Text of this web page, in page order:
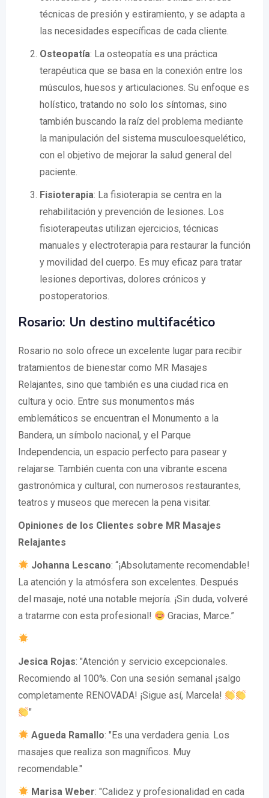
técnicas de presión y estiramiento, y se adapta a
las necesidades específicas de cada cliente.
Osteopatía: La osteopatía es una práctica
terapéutica que se basa en la conexión entre los
músculos, huesos y articulaciones. Su enfoque es
holístico, tratando no solo los síntomas, sino
también buscando la raíz del problema mediante
la manipulación del sistema musculoesquelético,
con el objetivo de mejorar la salud general del
paciente.
Fisioterapia: La fisioterapia se centra en la
rehabilitación y prevención de lesiones. Los
fisioterapeutas utilizan ejercicios, técnicas
manuales y electroterapia para restaurar la función
y movilidad del cuerpo. Es muy eficaz para tratar
lesiones deportivas, dolores crónicos y
postoperatorios.
Rosario: Un destino multifacético
Rosario no solo ofrece un excelente lugar para recibir
tratamientos de bienestar como MR Masajes
Relajantes, sino que también es una ciudad rica en
cultura y ocio. Entre sus monumentos más
emblemáticos se encuentran el Monumento a la
Bandera, un símbolo nacional, y el Parque
Independencia, un espacio perfecto para pasear y
relajarse. También cuenta con una vibrante escena
gastronómica y cultural, con numerosos restaurantes,
teatros y museos que merecen la pena visitar.
Opiniones de los Clientes sobre MR Masajes
Relajantes
Johanna Lescano: “¡Absolutamente recomendable!
La atención y la atmósfera son excelentes. Después
del masaje, noté una notable mejoría. ¡Sin duda, volveré
a tratarme con esta profesional!
Gracias, Marce.”
Jesica Rojas: "Atención y servicio excepcionales.
Recomiendo al 100%. Con una sesión semanal ¡salgo
completamente RENOVADA! ¡Sigue así, Marcela!
"
Agueda Ramallo: "Es una verdadera genia. Los
masajes que realiza son magníficos. Muy
recomendable."
Marisa Weber: "Calidez y profesionalidad en cada